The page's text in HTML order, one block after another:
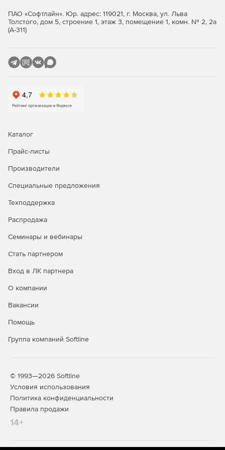
Физика
Эффект расфокусировки стойки с ускорением
графического процессора для изображений, действий и
Надежный интегрированный набор основных
Применение цвета и эффектов в интегрированной среде.
Подключается к панелям управления Tangent Colorist.
Предоставляет режимы, оптимизированные для оценки
логарифмического и линейного для сцены.
HDR
анимированных метаданных Dolby Vision HDR
ПАО «Софтлайн». Юр. адрес: 119021, г. Москва, ул. Льва
Толстого, дом 5, строение 1, этаж 3, помещение 1, комн. № 2, 2а
(А-311)
Каталог
Прайс-листы
Производители
Специальные предложения
Техподдержка
Распродажа
Семинары и вебинары
Стать партнером
Вход в ЛК партнера
О компании
Вакансии
Помощь
Группа компаний Softline
© 1993—2026 Softline
Условия использования
Политика конфиденциальности
Правила продажи
14+